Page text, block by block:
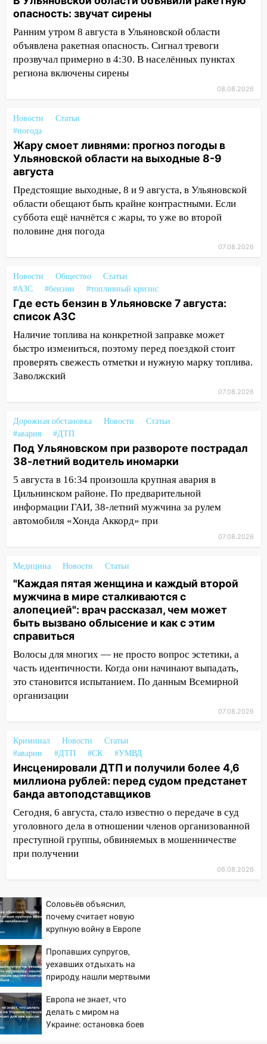
прокуратуры в селах Ульяновской
области привели в порядок детские
площадки
15:27 Прокуратура проверяет
капремонт школы в селе Кивать
пешеходных переходах
14:40
На проспекте Гая в Ульяновске
запретили остановку автомобилей на
50-метровом участке
14:22 В Новом городе 8 августа пройдет
большой фестиваль «Наше время» с
мотофристайлом и концертом
«Мураками»
выходные 8-9 августа
13:30 В Ульяновске транспортные
полицейские проведут акцию «Час
пассажира»
13:20 В Ульяновске за один день
обокрали женщину на пляже и
подростка в сквере
гранату: его задержали
12:34 На Ульяновскую область
надвигается сильнейшая непогода: град
и шквал до 27 м/с
12:31 Ульяновец хотел купить иномарку
из Европы и потерял 760 тысяч рублей
12:00 Где есть бензин в Ульяновске 7
августа: список АЗС
11:50 Заснул рядом с ребёнком и
случайно задушил его: суд вынес
приговор
11:38 В Ленинском районе пожар
полностью уничтожил дачный дом и
сарай
В Госдуме предложили отменить
11:25
В Ульяновске ИИ будет выявлять
нарушителей на контейнерных
площадках
11:20 Ульяновская шахматистка
Валерия Клейменова выиграла два
золота в составе сборной мира
11:16 В Ульяновске открыли памятную
доску декабристу Кондратию Рылееву
садах 79-летнего мужчину
10:26
На нескольких улицах Ульяновска
временно отключили холодную воду
10:14
В Ульяновске двоих участников
коррупционной схемы при ЦГКБ
отправили в колонию на 7 и 8 лет
09:52
Ночью беспилотники сбили над
соседними Татарстаном и Саратовской
областью
опасность: звучат сирены
Ранним утром 8 августа в Ульяновской области
объявлена ракетная опасность. Сигнал тревоги
прозвучал примерно в 4:30. В населённых пунктах
региона включены сирены
08.08.2026
Новости
Статьи
#погода
Жару смоет ливнями: прогноз погоды в
Ульяновской области на выходные 8-9
августа
Предстоящие выходные, 8 и 9 августа, в Ульяновской
области обещают быть крайне контрастными. Если
суббота ещё начнётся с жары, то уже во второй
половине дня погода
07.08.2026
Новости Общество
Статьи
#АЗС
#бензин #топливный кризис
Где есть бензин в Ульяновске 7 августа:
список АЗС
Наличие топлива на конкретной заправке может
быстро измениться, поэтому перед поездкой стоит
проверять свежесть отметки и нужную марку топлива.
Заволжский
07.08.2026
Дорожная обстановка Новости
Статьи
#авария
#ДТП
Под Ульяновском при развороте пострадал
38-летний водитель иномарки
5 августа в 16:34 произошла крупная авария в
Цильнинском районе. По предварительной
информации ГАИ, 38-летний мужчина за рулем
автомобиля «Хонда Аккорд» при
07.08.2026
Медицина Новости Статьи
"Каждая пятая женщина и каждый второй
мужчина в мире сталкиваются с
алопецией": врач рассказал, чем может
быть вызвано облысение и как с этим
справиться
Волосы для многих — не просто вопрос эстетики, а
часть идентичности. Когда они начинают выпадать,
это становится испытанием. По данным Всемирной
организации
07.08.2026
Криминал Новости
Статьи
#аварии
#ДТП #СК #УМВД
Инсценировали ДТП и получили более 4,6
миллиона рублей: перед судом предстанет
банда автоподставщиков
Сегодня, 6 августа, стало известно о передаче в суд
уголовного дела в отношении членов организованной
преступной группы, обвиняемых в мошенничестве
при получении
06.08.2026
Соловьёв объяснил,
почему считает новую
крупную войну в Европе
Пропавших супругов,
уехавших отдыхать на
природу, нашли мертвыми
автомобиля
Европа не знает, что
делать с миром на
Украине: остановка боев